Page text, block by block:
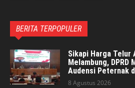
BERITA TERPOPULER
Sikapi Harga Telur
Melambung,
Audensi Peternak
8 Agustus 2026